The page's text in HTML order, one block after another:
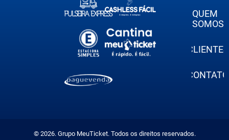
QUEM
SOMOS
CLIENTES
CONTATO
© 2026. Grupo MeuTicket. Todos os direitos reservados.